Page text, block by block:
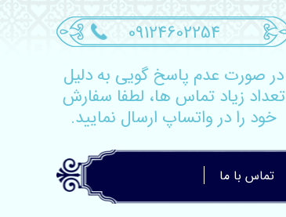
09124602254
در صورت عدم پاسخ گویی به دلیل
تعداد زیاد تماس ها، لطفا سفارش
خود را در واتساپ ارسال نمایید.
تماس با ما